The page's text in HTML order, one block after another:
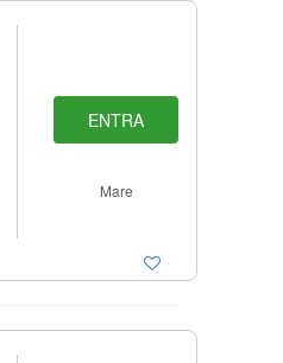
ENTRA
Mare